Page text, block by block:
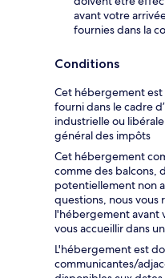
avant votre
fournies dans la
Conditions
Cet hébergement
fourni dans le cadre
industrielle ou
général des impôts
Cet hébergement
comme des balcons,
potentiellement non
questions, nous vous
l'hébergement avant
vous accueillir dans
L'hébergement est
communicantes/